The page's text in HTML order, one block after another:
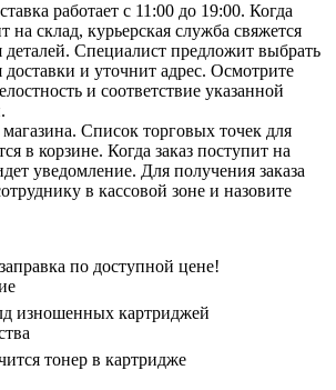
работает с 11:00 до 19:00. Когда
на склад, курьерская служба свяжется
деталей. Специалист предложит выбрать
доставки и уточнит адрес. Осмотрите
и соответствие указанной
Список торговых точек для
в корзине. Когда заказ поступит на
уведомление. Для получения заказа
в кассовой зоне и назовите
по доступной цене!
изношенных картриджей
тонер в картридже